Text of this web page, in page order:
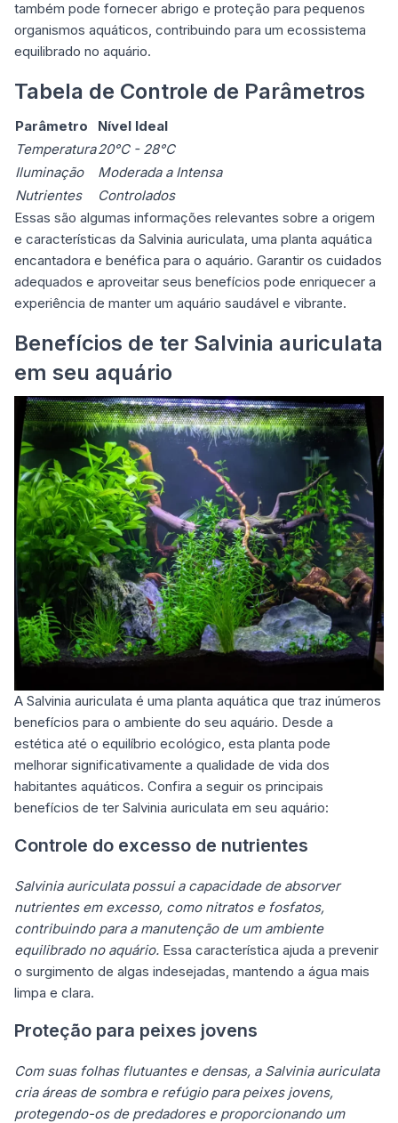
também pode fornecer abrigo e proteção para pequenos
organismos aquáticos, contribuindo para um ecossistema
equilibrado no aquário.
Tabela de Controle de Parâmetros
Parâmetro
Nível Ideal
Temperatura20°C - 28°C
Iluminação
Moderada a Intensa
Nutrientes
Controlados
Essas são algumas informações relevantes sobre a origem
e características da Salvinia auriculata, uma planta aquática
encantadora e benéfica para o aquário. Garantir os cuidados
adequados e aproveitar seus benefícios pode enriquecer a
experiência de manter um aquário saudável e vibrante.
Benefícios de ter Salvinia auriculata
em seu aquário
A Salvinia auriculata é uma planta aquática que traz inúmeros
benefícios para o ambiente do seu aquário. Desde a
estética até o equilíbrio ecológico, esta planta pode
melhorar significativamente a qualidade de vida dos
habitantes aquáticos. Confira a seguir os principais
benefícios de ter Salvinia auriculata em seu aquário:
Controle do excesso de nutrientes
Salvinia auriculata possui a capacidade de absorver
nutrientes em excesso, como nitratos e fosfatos,
contribuindo para a manutenção de um ambiente
equilibrado no aquário. Essa característica ajuda a prevenir
o surgimento de algas indesejadas, mantendo a água mais
limpa e clara.
Proteção para peixes jovens
Com suas folhas flutuantes e densas, a Salvinia auriculata
cria áreas de sombra e refúgio para peixes jovens,
protegendo-os de predadores e proporcionando um